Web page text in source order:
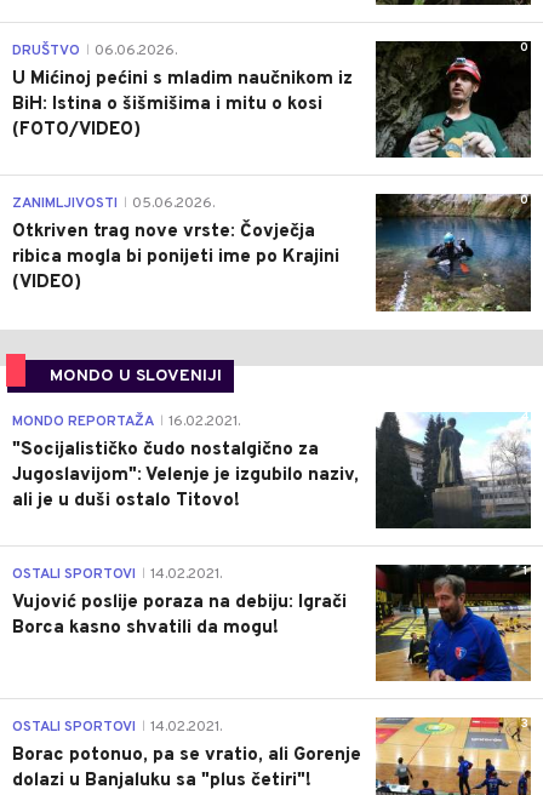
0
DRUŠTVO 06.06.2026.
U Mićinoj pećini s mladim naučnikom iz
BiH: Istina o šišmišima i mitu o kosi
(FOTO/VIDEO)
0
ZANIMLJIVOSTI 05.06.2026.
Otkriven trag nove vrste: Čovječja
ribica mogla bi ponijeti ime po Krajini
(VIDEO)
MONDO U SLOVENIJI
4
MONDO REPORTAŽA 16.02.2021.
"Socijalističko čudo nostalgično za
Jugoslavijom": Velenje je izgubilo naziv,
ali je u duši ostalo Titovo!
1
OSTALI SPORTOVI 14.02.2021.
Vujović poslije poraza na debiju: Igrači
Borca kasno shvatili da mogu!
3
OSTALI SPORTOVI 14.02.2021.
Borac potonuo, pa se vratio, ali Gorenje
dolazi u Banjaluku sa "plus četiri"!